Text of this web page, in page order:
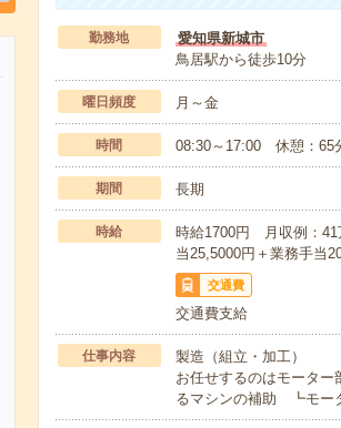
勤務地
愛知県新城市
鳥居駅から徒歩10分
曜日頻度 月～金
時間 08:30～17:00 休憩：65
期間 長期
時給
時給1700円 月収例：41
当25,5000円＋業務手当
交通費
交通費支給
仕事内容
製造（組立・加工）
お任せするのはモータ
るマシンの補助 ┗モー